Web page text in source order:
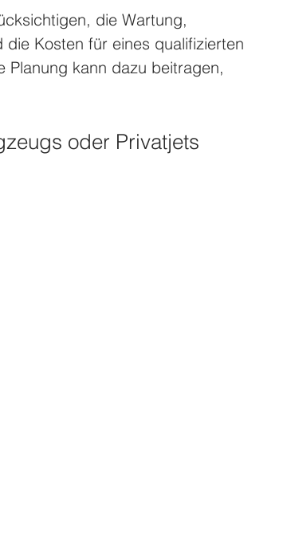
die Wartung,
Kosten für eines qualifizierten
Planung kann dazu beitragen,
oder Privatjets